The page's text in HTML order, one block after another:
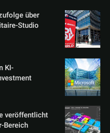
über
Studio
KI-
veröffentlicht
Bereich